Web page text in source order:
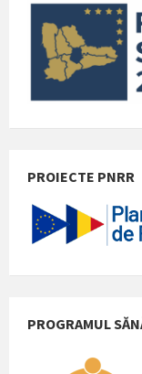
PROIECTE PNRR
PROGRAMUL